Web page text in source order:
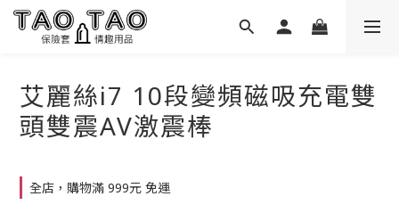
艾麗絲i7 10段變頻磁吸充電雙
頭雙震AV激震棒
全店，購物滿 999元 免運